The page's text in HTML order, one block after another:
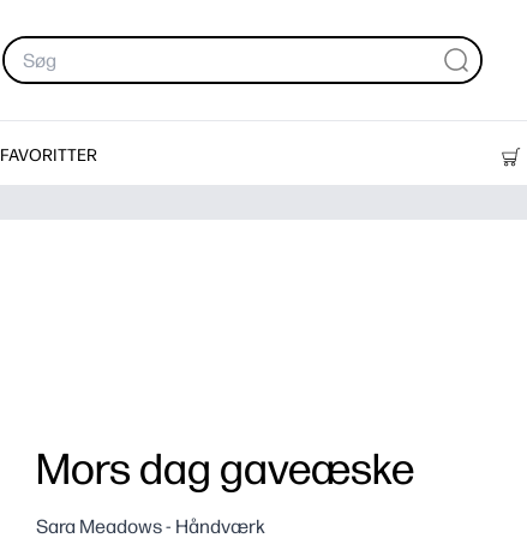
FAVORITTER
Mors dag gaveæske
Sara Meadows - Håndværk